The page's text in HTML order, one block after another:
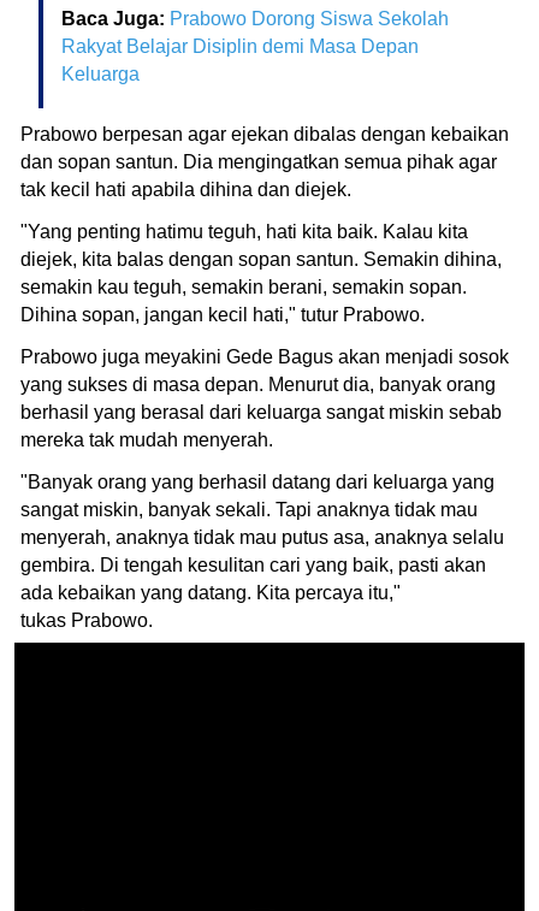
Baca Juga: Prabowo Dorong Siswa Sekolah
Rakyat Belajar Disiplin demi Masa Depan
Keluarga
Prabowo berpesan agar ejekan dibalas dengan kebaikan
dan sopan santun. Dia mengingatkan semua pihak agar
tak kecil hati apabila dihina dan diejek.
"Yang penting hatimu teguh, hati kita baik. Kalau kita
diejek, kita balas dengan sopan santun. Semakin dihina,
semakin kau teguh, semakin berani, semakin sopan.
Dihina sopan, jangan kecil hati," tutur Prabowo.
Prabowo juga meyakini Gede Bagus akan menjadi sosok
yang sukses di masa depan. Menurut dia, banyak orang
berhasil yang berasal dari keluarga sangat miskin sebab
mereka tak mudah menyerah.
"Banyak orang yang berhasil datang dari keluarga yang
sangat miskin, banyak sekali. Tapi anaknya tidak mau
menyerah, anaknya tidak mau putus asa, anaknya selalu
gembira. Di tengah kesulitan cari yang baik, pasti akan
ada kebaikan yang datang. Kita percaya itu,"
tukas Prabowo.